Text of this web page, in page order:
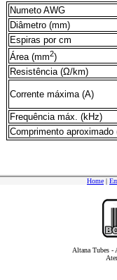
Numeto AWG
Diâmetro (mm)
Espiras por cm
Área (mm2)
Resistência (Ω/km)
Corrente máxima (A)
Frequência máx. (kHz)
Comprimento aproximado
Home |
Altana Tubes -